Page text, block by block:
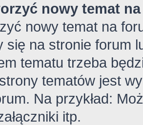
nowy temat
nowy temat na
się na stronie forum
tematu trzeba
tematów jest
Na przykład:
itp.